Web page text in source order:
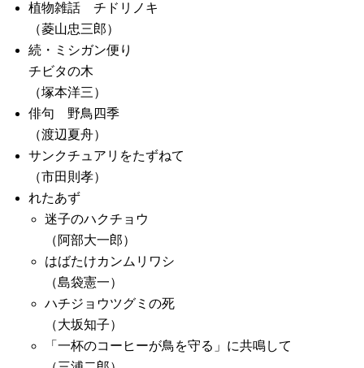
植物雑話 チドリノキ
（菱山忠三郎）
続・ミシガン便り
チビタの木
（塚本洋三）
俳句 野鳥四季
（渡辺夏舟）
サンクチュアリをたずねて
（市田則孝）
れたあず
迷子のハクチョウ
（阿部大一郎）
はばたけカンムリワシ
（島袋憲一）
ハチジョウツグミの死
（大坂知子）
「一杯のコーヒーが鳥を守る」に共鳴して